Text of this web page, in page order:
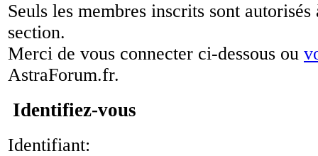
Seuls les membres inscrits sont autorisés
section.
Merci de vous connecter ci-dessous ou
AstraForum.fr.
Identifiez-vous
Identifiant: